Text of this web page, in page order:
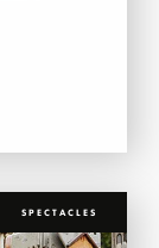
SPECTACLES